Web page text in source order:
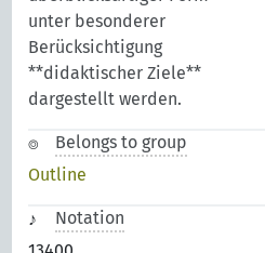
unter besonderer
Berücksichtigung
**didaktischer Ziele**
dargestellt werden.
Belongs to group
Outline
Notation